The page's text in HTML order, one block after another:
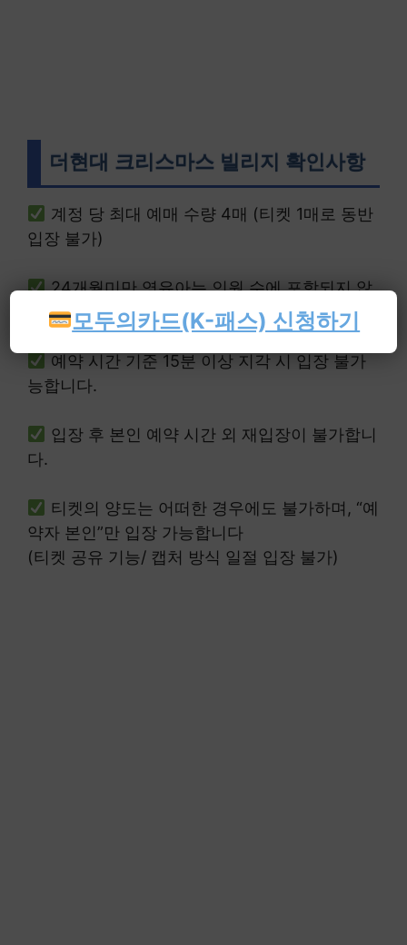
더현대 크리스마스 빌리지 확인사항
계정 당 최대 예매 수량 4매 (티켓 1매로 동반
입장 불가)
24개월미만 영유아는 인원 수에 포함되지 않
으며, 아기띠를 착용하여 동반 입장 바랍니다
예약 시간 기준 15분 이상 지각 시 입장 불가
능합니다.
입장 후 본인 예약 시간 외 재입장이 불가합니
다.
티켓의 양도는 어떠한 경우에도 불가하며, “예
약자 본인”만 입장 가능합니다
(티켓 공유 기능/ 캡처 방식 일절 입장 불가)
모두의카드(K-패스) 신청하기